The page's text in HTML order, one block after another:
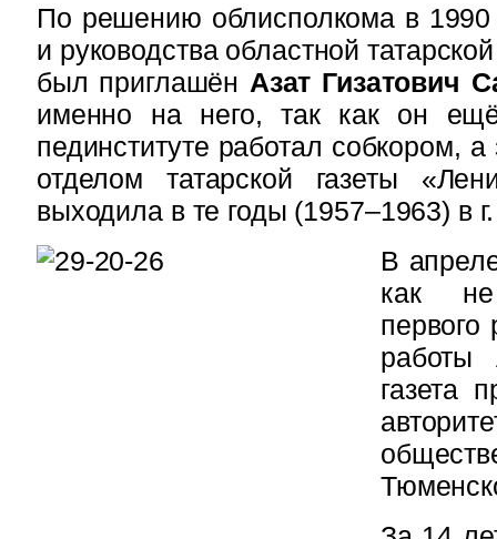
По решению облисполкома в 1990
и руководства областной
был приглашён Азат Гизатович
именно на него, так как он
пединституте работал собкором,
отделом татарской газеты
выходила в те годы (1957–1963) в
В
как
первого
работы
газета